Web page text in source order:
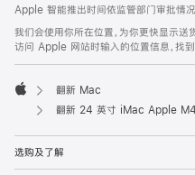
Apple 智能推出时间依监管部门审批情况
我们会使用你所在位置，为你更快显示送
访问 Apple 网站时输入的位置信息，找到
Apple
翻新 Mac
翻新 24 英寸 iMac Apple M4 芯片 (配备 10
选购及了解